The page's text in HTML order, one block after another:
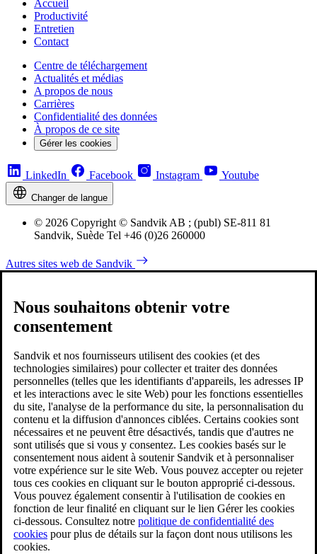
Accueil
Productivité
Entretien
Contact
Centre de téléchargement
Actualités et médias
A propos de nous
Carrières
Confidentialité des données
À propos de ce site
Gérer les cookies
LinkedIn Facebook Instagram Youtube
Changer de langue
© 2026 Copyright © Sandvik AB ; (publ) SE-811 81
Sandvik, Suède Tel +46 (0)26 260000
Autres sites web de Sandvik
Nous souhaitons obtenir votre
consentement
Sandvik et nos fournisseurs utilisent des cookies (et des
technologies similaires) pour collecter et traiter des données
personnelles (telles que les identifiants d'appareils, les adresses IP
et les interactions avec le site Web) pour les fonctions essentielles
du site, l'analyse de la performance du site, la personnalisation du
contenu et la diffusion d'annonces ciblées. Certains cookies sont
nécessaires et ne peuvent être désactivés, tandis que d'autres ne
sont utilisés que si vous y consentez. Les cookies basés sur le
consentement nous aident à soutenir Sandvik et à personnaliser
votre expérience sur le site Web. Vous pouvez accepter ou rejeter
tous ces cookies en cliquant sur le bouton approprié ci-dessous.
Vous pouvez également consentir à l'utilisation de cookies en
fonction de leur finalité en cliquant sur le lien Gérer les cookies
ci-dessous. Consultez notre politique de confidentialité des
cookies pour plus de détails sur la façon dont nous utilisons les
cookies.